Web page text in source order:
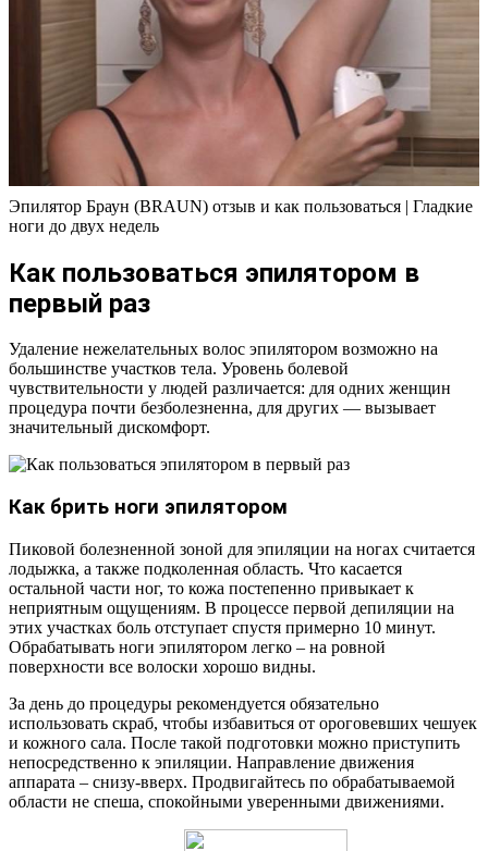
Эпилятор Браун (BRAUN) отзыв и как пользоваться | Гладкие
ноги до двух недель
Как пользоваться эпилятором в
первый раз
Удаление нежелательных волос эпилятором возможно на
большинстве участков тела. Уровень болевой
чувствительности у людей различается: для одних женщин
процедура почти безболезненна, для других — вызывает
значительный дискомфорт.
Как брить ноги эпилятором
Пиковой болезненной зоной для эпиляции на ногах считается
лодыжка, а также подколенная область. Что касается
остальной части ног, то кожа постепенно привыкает к
неприятным ощущениям. В процессе первой депиляции на
этих участках боль отступает спустя примерно 10 минут.
Обрабатывать ноги эпилятором легко – на ровной
поверхности все волоски хорошо видны.
За день до процедуры рекомендуется обязательно
использовать скраб, чтобы избавиться от ороговевших чешуек
и кожного сала. После такой подготовки можно приступить
непосредственно к эпиляции. Направление движения
аппарата – снизу-вверх. Продвигайтесь по обрабатываемой
области не спеша, спокойными уверенными движениями.